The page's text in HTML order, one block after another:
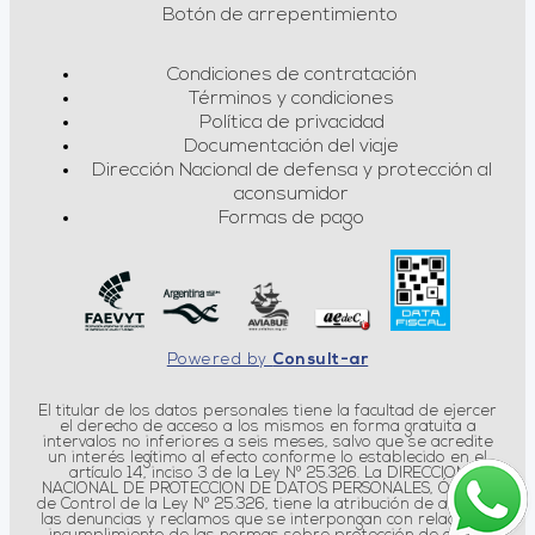
Botón de arrepentimiento
Condiciones de contratación
Términos y condiciones
Política de privacidad
Documentación del viaje
Dirección Nacional de defensa y protección al
aconsumidor
Formas de pago
Powered by Consult-ar
El titular de los datos personales tiene la facultad de ejercer
el derecho de acceso a los mismos en forma gratuita a
intervalos no inferiores a seis meses, salvo que se acredite
un interés legítimo al efecto conforme lo establecido en el
artículo 14, inciso 3 de la Ley Nº 25.326. La DIRECCION
NACIONAL DE PROTECCION DE DATOS PERSONALES, Órgano
de Control de la Ley Nº 25.326, tiene la atribución de atender
las denuncias y reclamos que se interpongan con relación al